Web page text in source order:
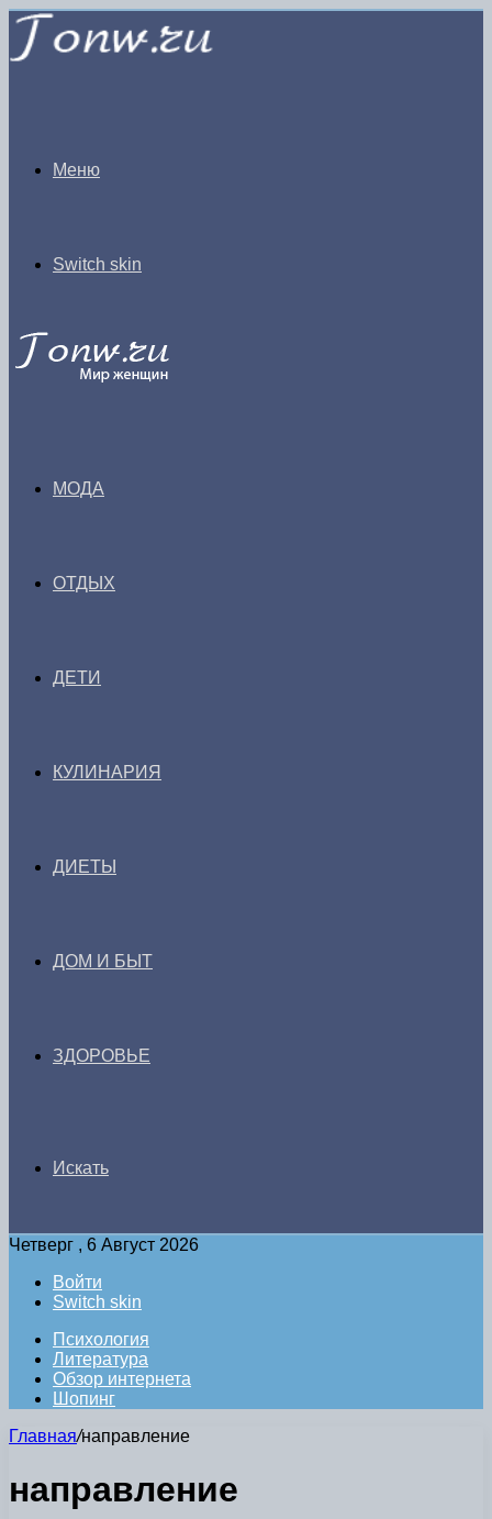
Меню
Switch skin
МОДА
ОТДЫХ
ДЕТИ
КУЛИНАРИЯ
ДИЕТЫ
ДОМ И БЫТ
ЗДОРОВЬЕ
Искать
Четверг , 6 Август 2026
Войти
Switch skin
Психология
Литература
Обзор интернета
Шопинг
Главная/направление
направление